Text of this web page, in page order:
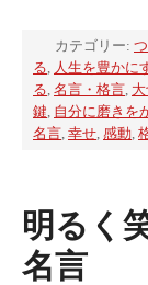
カテゴリー:
る
人生を豊かに
る 名言・格言
鍵 自分に磨きを
名言 幸せ 感動
明るく
名言